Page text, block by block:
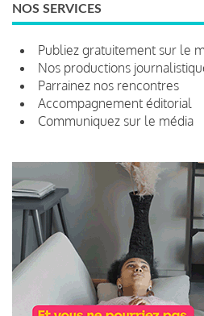
NOS SERVICES
Publiez gratuitement sur le
Nos productions
Parrainez nos rencontres
Accompagnement éditorial
Communiquez sur le média